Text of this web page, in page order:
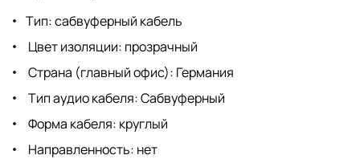
Тип: сабвуферный кабель
Цвет изоляции: прозрачный
Страна (главный офис): Германия
Тип аудио кабеля: Сабвуферный
Форма кабеля: круглый
Направленность: нет